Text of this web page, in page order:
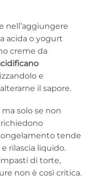
nell’aggiungere
acida o yogurt
creme da
e
il sapore.
solo se non
tende
rilascia liquido.
di torte,
non è così critica.